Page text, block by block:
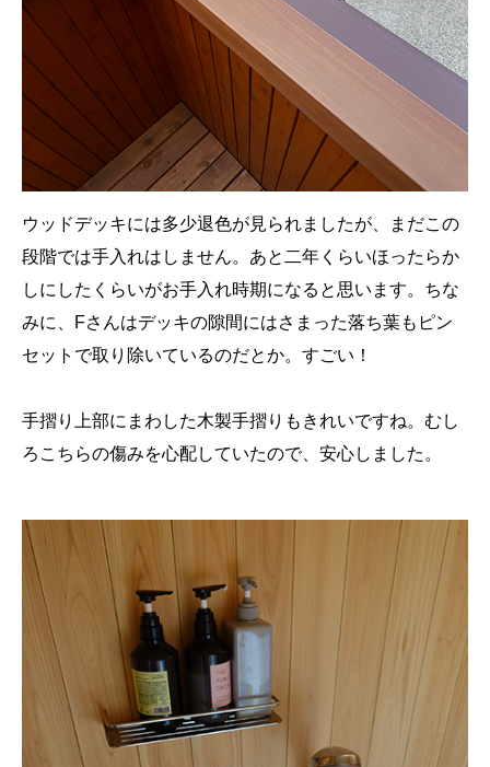
ウッドデッキには多少退色が見られましたが、まだこの
段階では手入れはしません。あと二年くらいほったらか
しにしたくらいがお手入れ時期になると思います。ちな
みに、Fさんはデッキの隙間にはさまった落ち葉もピン
セットで取り除いているのだとか。すごい！
手摺り上部にまわした木製手摺りもきれいですね。むし
ろこちらの傷みを心配していたので、安心しました。